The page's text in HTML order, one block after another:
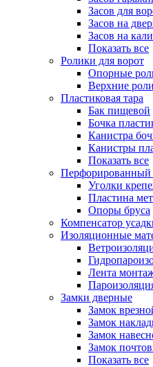
Засов для
Засов на
Засов на
Показать все
Ролики для ворот
Опорные
Верхние
Пластиковая тара
Бак пищевой
Бочка
Канистра
Канистры
Показать все
Перфорированный
Уголки
Пластина
Опоры бруса
Компенсатор
Изоляционные
Лента
Замки дверные
Замок
Замок
Замок
Замок
Показать все